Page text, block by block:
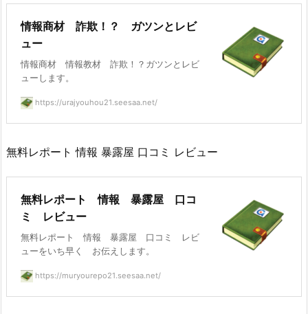
情報商材 詐欺！？ ガツンとレビ
ュー
情報商材 情報教材 詐欺！？ガツンとレビ
ューします。
https://urajyouhou21.seesaa.net/
無料レポート 情報 暴露屋 口コミ レビュー
無料レポート 情報 暴露屋 口コ
ミ レビュー
無料レポート 情報 暴露屋 口コミ レビ
ューをいち早く お伝えします。
https://muryourepo21.seesaa.net/